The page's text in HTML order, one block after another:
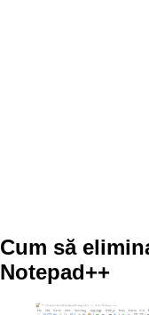
Cum să
Notepad++